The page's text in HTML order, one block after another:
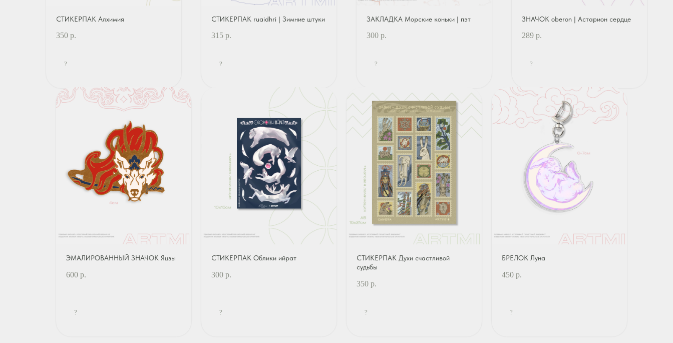
СТИКЕРПАК Алхимия
350 р.
?
СТИКЕРПАК ruaidhri | Зимние штуки
315 р.
?
ЗАКЛАДКА Морские коньки | пэт
300 р.
?
ЗНАЧОК oberon | Астарион сердце
289 р.
?
ЭМАЛИРОВАННЫЙ ЗНАЧОК Яцзы
600 р.
?
СТИКЕРПАК Облики ийрат
300 р.
?
СТИКЕРПАК Духи счастливой
судьбы
350 р.
?
БРЕЛОК Луна
450 р.
?